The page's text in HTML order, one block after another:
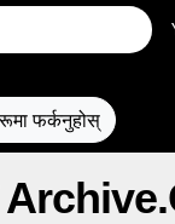
फर्कनुहोस्